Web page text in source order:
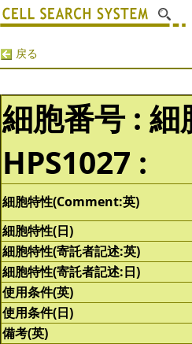
戻る
細胞番号 : 細
HPS1027 :
細胞特性(Comment:英)
細胞特性(日)
細胞特性(寄託者記述:英)
細胞特性(寄託者記述:日)
使用条件(英)
使用条件(日)
備考(英)